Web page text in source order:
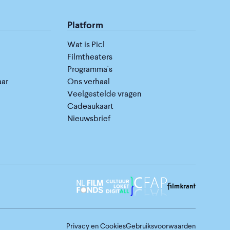
Platform
Wat is Picl
Filmtheaters
Programma's
Ons verhaal
Veelgestelde vragen
Cadeaukaart
Nieuwsbrief
Privacy en CookiesGebruiksvoorwaarden